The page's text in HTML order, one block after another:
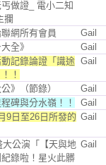
做證_ 電小二知
攔
網所有會員
Gail
全》
Gail
記錄論證「識途
！
Gail
》（節錄）
Gail
碑與分水嶺！！
Gail
9日至26日所發的 Gail
公演「【天與地
錄啦！星火此髒
Gail